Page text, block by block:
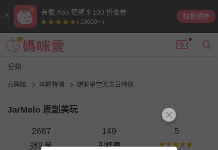
首載 App 現領 $ 100 折價券
( 10000+ )
點我領券
分類
品牌館 本週特價 觀測星空天文日特價
JarMelo 原創美玩
2687
銷售量
149
則評價
5